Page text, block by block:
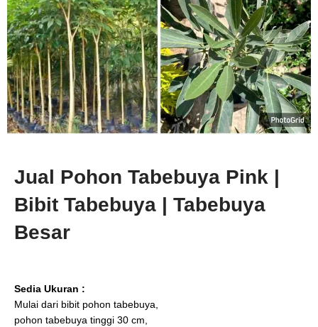
Jual Pohon Tabebuya Pink |
Bibit Tabebuya | Tabebuya
Besar
Sedia Ukuran :
Mulai dari bibit pohon tabebuya,
pohon tabebuya tinggi 30 cm,